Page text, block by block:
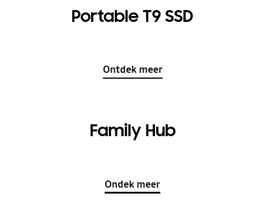
Portable T9 SSD
Ontdek meer
Family Hub
Ondek meer